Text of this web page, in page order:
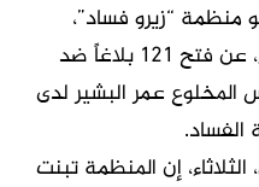
“زيرو فساد”،
المثنى أبو حامد عيسى، الثلاثاء، عن فتح 121 بلاغاً ضد
عمر البشير لدى
الفساد.
إن المنظمة تبنت